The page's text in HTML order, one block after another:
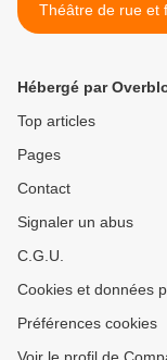
Théâtre de rue et
Sacrés Week-
Hébergé par
Top articles
Pages
Contact
Signaler un abus
C.G.U.
Cookies et données
Préférences cookies